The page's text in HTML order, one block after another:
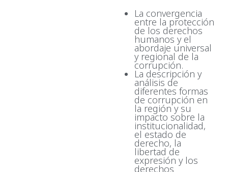
La convergencia
entre la protección
de los derechos
humanos y el
abordaje universal
y regional de la
corrupción.
La descripción y
análisis de
diferentes formas
de corrupción en
la región y su
impacto sobre la
institucionalidad,
el estado de
derecho, la
libertad de
expresión y los
derechos